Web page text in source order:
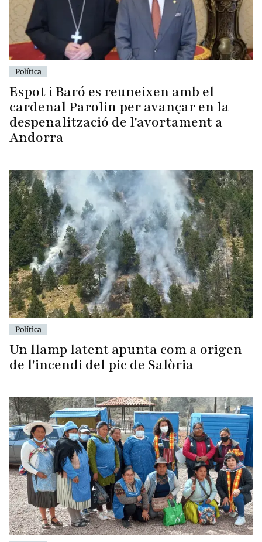
Política
Espot i Baró es reuneixen amb el
cardenal Parolin per avançar en la
despenalització de l'avortament a
Andorra
Política
Un llamp latent apunta com a origen
de l'incendi del pic de Salòria